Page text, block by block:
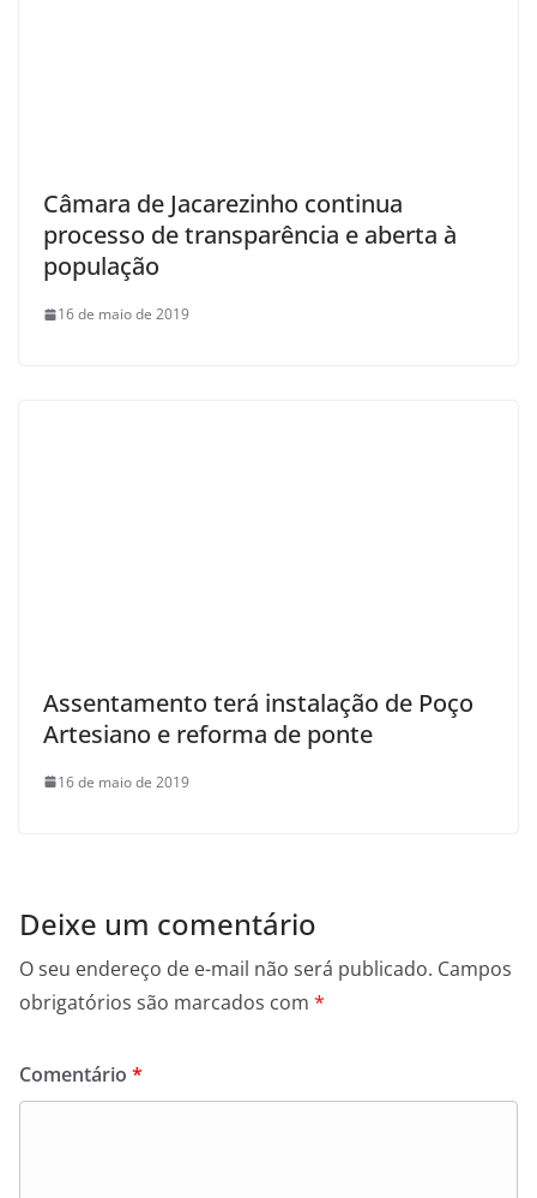
Câmara de Jacarezinho continua
processo de transparência e aberta à
população
16 de maio de 2019
Assentamento terá instalação de Poço
Artesiano e reforma de ponte
16 de maio de 2019
Deixe um comentário
O seu endereço de e-mail não será publicado. Campos
obrigatórios são marcados com *
Comentário *